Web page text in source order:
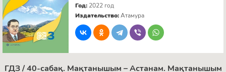
Год: 2022 год
Издательство:Атамура
ГДЗ / 40-сабақ. Мақтанышым – Астанам. Мақтанышым